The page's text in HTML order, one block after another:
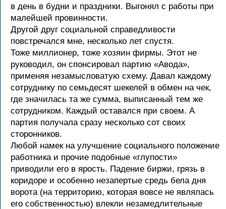
в день в будни и праздники. Выгонял с работы при
малейшей провинности.
Другой друг социальной справедливости
повстречался мне, несколько лет спустя.
Тоже миллионер, тоже хозяин фирмы. Этот не
руководил, он спонсировал партию «Авода»,
применяя незамысловатую схему. Давал каждому
сотруднику по семьдесят шекелей в обмен на чек,
где значилась та же сумма, выписанный тем же
сотрудником. Каждый оставался при своем. А
партия получала сразу несколько сот своих
сторонников.
Любой намек на улучшение социального положение
работника и прочие подобные «глупости»
приводили его в ярость. Падение биржи, грязь в
коридоре и особенно незапертые средь бела дня
ворота (на территорию, которая вовсе не являлась
его собственностью) влекли незамедлительные